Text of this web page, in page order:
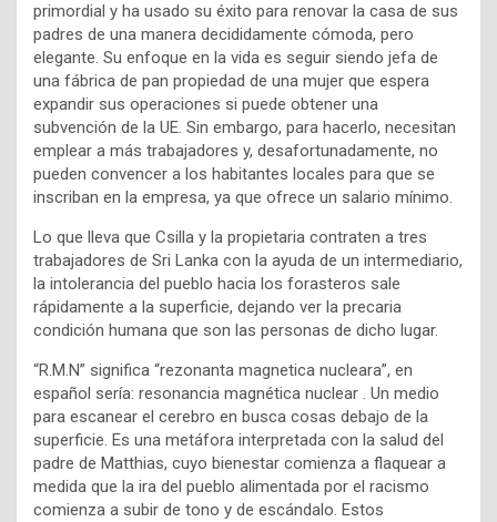
primordial y ha usado su éxito para renovar la casa de sus
padres de una manera decididamente cómoda, pero
elegante. Su enfoque en la vida es seguir siendo jefa de
una fábrica de pan propiedad de una mujer que espera
expandir sus operaciones si puede obtener una
subvención de la UE. Sin embargo, para hacerlo, necesitan
emplear a más trabajadores y, desafortunadamente, no
pueden convencer a los habitantes locales para que se
inscriban en la empresa, ya que ofrece un salario mínimo.
Lo que lleva que Csilla y la propietaria contraten a tres
trabajadores de Sri Lanka con la ayuda de un intermediario,
la intolerancia del pueblo hacia los forasteros sale
rápidamente a la superficie, dejando ver la precaria
condición humana que son las personas de dicho lugar.
“R.M.N” significa “rezonanta magnetica nucleara”, en
español sería: resonancia magnética nuclear . Un medio
para escanear el cerebro en busca cosas debajo de la
superficie. Es una metáfora interpretada con la salud del
padre de Matthias, cuyo bienestar comienza a flaquear a
medida que la ira del pueblo alimentada por el racismo
comienza a subir de tono y de escándalo. Estos